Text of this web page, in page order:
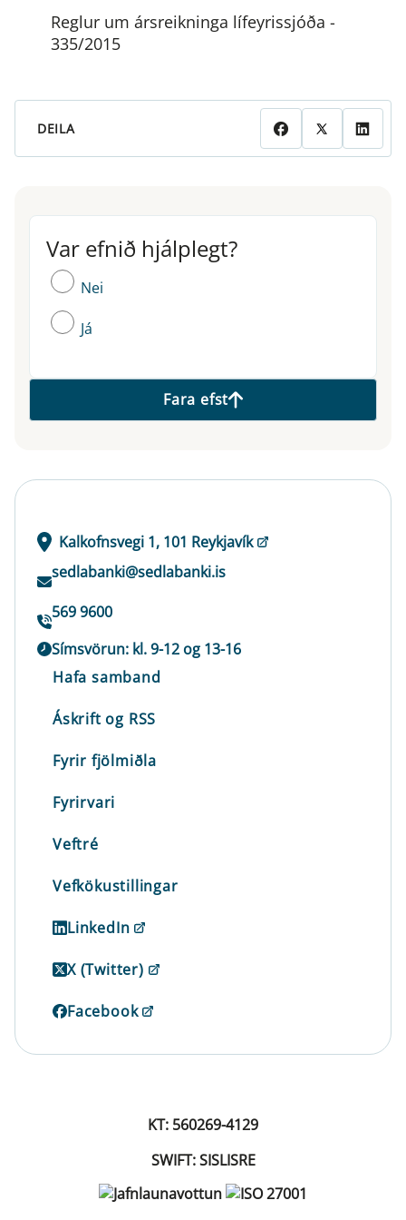
Reglur um ársreikninga lífeyrissjóða -
335/2015
DEILA
Var efnið hjálplegt?
Var efnið hjálplegt?
Nei
Já
Fara efst
Kalkofnsvegi 1, 101 Reykjavík
sedlabanki@sedlabanki.is
569 9600
Símsvörun: kl. 9-12 og 13-16
Hafa samband
Áskrift og RSS
Fyrir fjölmiðla
Fyrirvari
Veftré
Vefkökustillingar
LinkedIn
X (Twitter)
Facebook
KT: 560269-4129
SWIFT: SISLISRE